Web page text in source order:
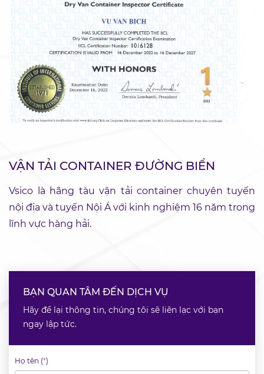
VẬN TẢI CONTAINER ĐƯỜNG BIỂN
Vsico là hãng tàu vận tải container chuyên tuyến
nội địa và tuyến Nội Á với kinh nghiệm 16 năm trong
lĩnh vực hàng hải.
BẠN QUAN TÂM ĐẾN DỊCH VỤ
Hãy để lại thông tin, chúng tôi sẽ liên lạc với bạn
ngay lập tức.
Họ tên (*)